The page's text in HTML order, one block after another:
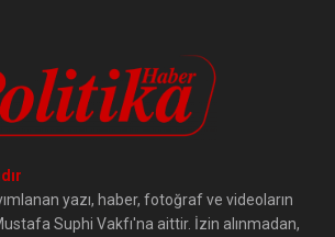
yazı, haber, fotoğraf ve videoların
Suphi Vakfı'na aittir. İzin alınmadan,